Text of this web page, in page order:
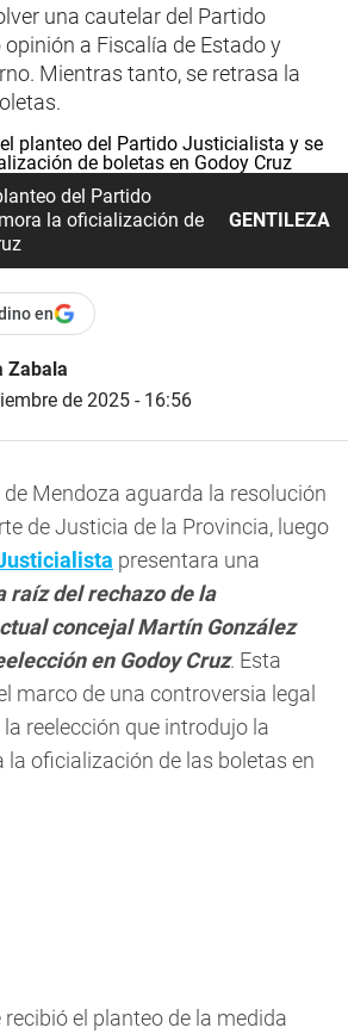
una cautelar del Partido
a Fiscalía de Estado y
Mientras tanto, se retrasa la
del Partido
la oficialización de
GENTILEZA
en
Zabala
de 2025 - 16:56
Mendoza aguarda la resolución
de Justicia de la Provincia, luego
presentara una
raíz del rechazo de la
concejal Martín González
en Godoy Cruz. Esta
marco de una controversia legal
reelección que introdujo la
la oficialización de las boletas en
el planteo de la medida